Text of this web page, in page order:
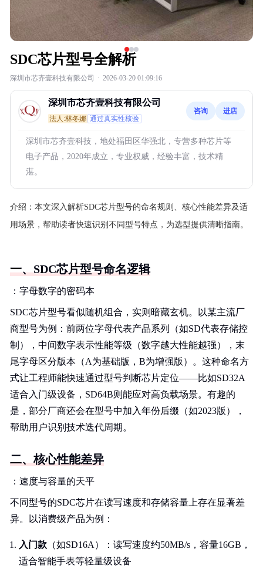
SDC芯片型号全解析
深圳市芯齐壹科技有限公司 · 2026-03-20 01:09:16
深圳市芯齐壹科技有限公司
法人:林冬娜 通过真实性核验
咨询 进店
深圳市芯齐壹科技，地处福田区华强北，专营多种芯片等
电子产品，2020年成立，专业权威，经验丰富，技术精
湛。
介绍： 本文深入解析SDC芯片型号的命名规则、核心性能差异及适
用场景，帮助读者快速识别不同型号特点，为选型提供清晰指南。
一、SDC芯片型号命名逻辑
：字母数字的密码本
SDC芯片型号看似随机组合，实则暗藏玄机。以某主流厂
商型号为例：前两位字母代表产品系列（如SD代表存储控
制），中间数字表示性能等级（数字越大性能越强），末
尾字母区分版本（A为基础版，B为增强版）。这种命名方
式让工程师能快速通过型号判断芯片定位——比如SD32A
适合入门级设备，SD64B则能应对高负载场景。有趣的
是，部分厂商还会在型号中加入年份后缀（如2023版），
帮助用户识别技术迭代周期。
二、核心性能差异
：速度与容量的天平
不同型号的SDC芯片在读写速度和存储容量上存在显著差
异。以消费级产品为例：
入门款 （如SD16A）：读写速度约50MB/s，容量16GB，
适合智能手表等轻量级设备